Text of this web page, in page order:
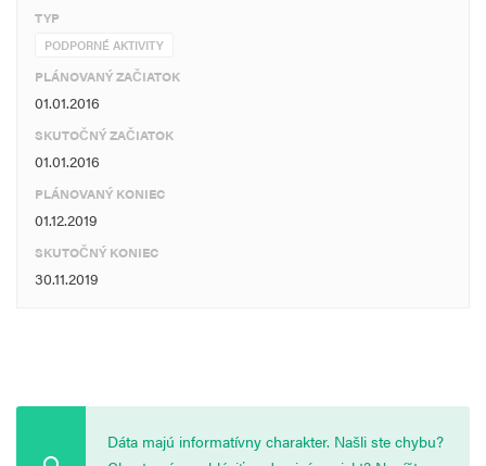
TYP
PODPORNÉ AKTIVITY
PLÁNOVANÝ ZAČIATOK
01.01.2016
SKUTOČNÝ ZAČIATOK
01.01.2016
PLÁNOVANÝ KONIEC
01.12.2019
SKUTOČNÝ KONIEC
30.11.2019
Dáta majú informatívny charakter. Našli ste chybu?